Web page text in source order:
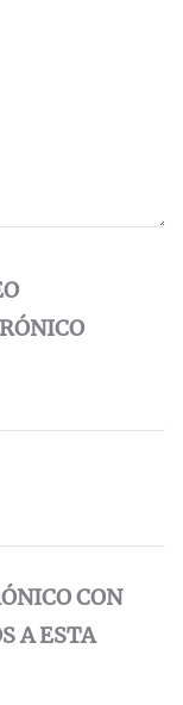
CON
A ESTA